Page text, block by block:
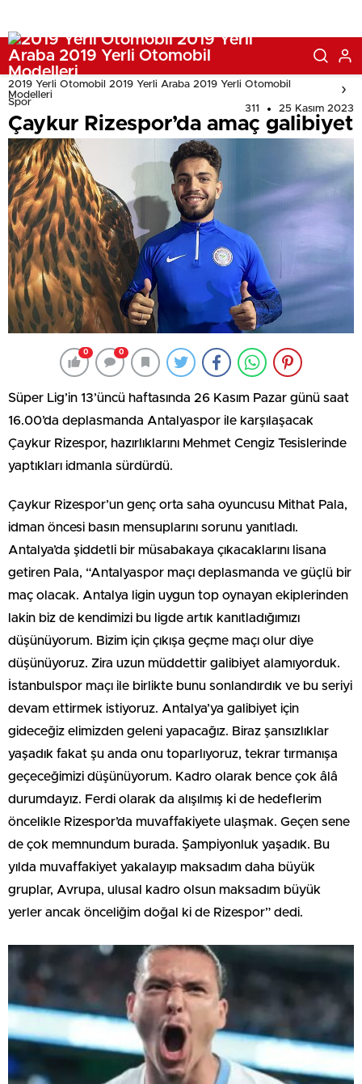
2019 Yerli Otomobil 2019 Yerli Araba 2019 Yerli Otomobil
Modelleri
Spor
311 25 Kasım 2023
Çaykur Rizespor’da amaç galibiyet
0 0
Süper Lig’in 13’üncü haftasında 26 Kasım Pazar günü saat
16.00’da deplasmanda Antalyaspor ile karşılaşacak
Çaykur Rizespor, hazırlıklarını Mehmet Cengiz Tesislerinde
yaptıkları idmanla sürdürdü.
Çaykur Rizespor’un genç orta saha oyuncusu Mithat Pala,
idman öncesi basın mensuplarını sorunu yanıtladı.
Antalya’da şiddetli bir müsabakaya çıkacaklarını lisana
getiren Pala, “Antalyaspor maçı deplasmanda ve güçlü bir
maç olacak. Antalya ligin uygun top oynayan ekiplerinden
lakin biz de kendimizi bu ligde artık kanıtladığımızı
düşünüyorum. Bizim için çıkışa geçme maçı olur diye
düşünüyoruz. Zira uzun müddettir galibiyet alamıyorduk.
İstanbulspor maçı ile birlikte bunu sonlandırdık ve bu seriyi
devam ettirmek istiyoruz. Antalya’ya galibiyet için
gideceğiz elimizden geleni yapacağız. Biraz şansızlıklar
yaşadık fakat şu anda onu toparlıyoruz, tekrar tırmanışa
geçeceğimizi düşünüyorum. Kadro olarak bence çok âlâ
durumdayız. Ferdi olarak da alışılmış ki de hedeflerim
öncelikle Rizespor’da muvaffakiyete ulaşmak. Geçen sene
de çok memnundum burada. Şampiyonluk yaşadık. Bu
yılda muvaffakiyet yakalayıp maksadım daha büyük
gruplar, Avrupa, ulusal kadro olsun maksadım büyük
yerler ancak önceliğim doğal ki de Rizespor” dedi.